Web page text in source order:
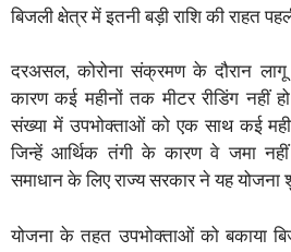
बिजली क्षेत्र में इतनी बड़ी राशि की राहत
दरअसल, कोरोना संक्रमण के दौरान लागू
कारण कई महीनों तक मीटर रीडिंग नहीं
संख्या में उपभोक्ताओं को एक साथ कई
जिन्हें आर्थिक तंगी के कारण वे जमा
समाधान के लिए राज्य सरकार ने यह योजना
योजना के तहत उपभोक्ताओं को बकाया